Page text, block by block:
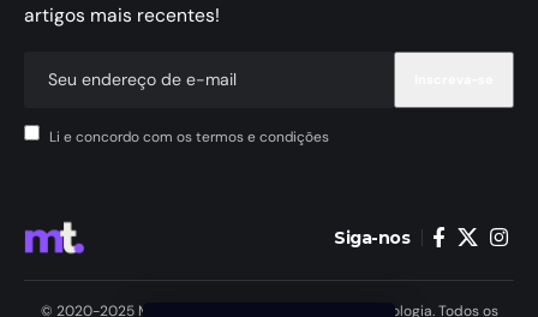
artigos mais recentes!
Li e concordo com os termos e condições
Siga-nos
© 2020-2025 MundoTele Telecomunicações e Tecnologia. Todos os